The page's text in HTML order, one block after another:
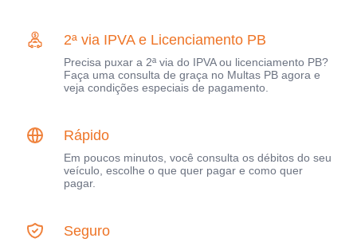
2ª via IPVA e Licenciamento PB
Precisa puxar a 2ª via do IPVA ou licenciamento PB?
Faça uma consulta de graça no Multas PB agora e
veja condições especiais de pagamento.
Rápido
Em poucos minutos, você consulta os débitos do seu
veículo, escolhe o que quer pagar e como quer
pagar.
Seguro